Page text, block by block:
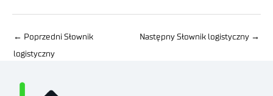
← Poprzedni Słownik
logistyczny
Następny Słownik logistyczny →